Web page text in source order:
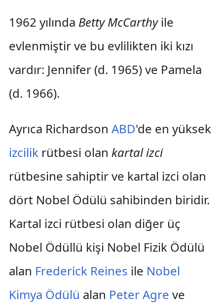
1962 yılında Betty McCarthyile
evlenmiştir ve bu evlilikten iki kızı
vardır: Jennifer (d. 1965) ve Pamela
(d. 1966).
Ayrıca Richardson ABD'de en yüksek
izcilikrütbesi olan kartal izci
rütbesine sahiptir ve kartal izci olan
dört Nobel Ödülü sahibinden biridir.
Kartal izci rütbesi olan diğer üç
Nobel Ödüllü kişi Nobel Fizik Ödülü
alan Frederick Reines ile Nobel
Kimya Ödülü alan Peter Agre ve